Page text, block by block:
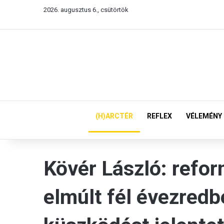
2026. augusztus 6., csütörtök
(H)ARCTÉR REFLEX VÉLEMÉNY
Kövér László:
elmúlt fél